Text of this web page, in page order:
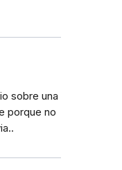
sobre una
porque no